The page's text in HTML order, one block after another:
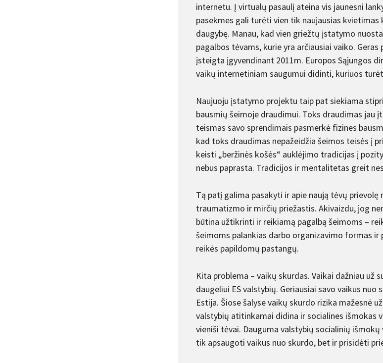
internetu. Į virtualų pasaulį ateina vis jaunesni
pasekmes gali turėti vien tik naujausias
daugybę. Manau, kad vien griežtų įstatymo
pagalbos tėvams, kurie yra arčiausiai vaiko.
įsteigta įgyvendinant 2011m. Europos Sąjungos
vaikų internetiniam saugumui didinti, kuriuos
Naujuoju įstatymo projektu taip pat siekiama
bausmių šeimoje draudimui. Toks draudimas jau
teismas savo sprendimais pasmerkė fizines
kad toks draudimas nepažeidžia šeimos teisės į
keisti „beržinės košės“ auklėjimo tradicijas į
nebus paprasta. Tradicijos ir mentalitetas greit
Tą patį galima pasakyti ir apie naują tėvų
traumatizmo ir mirčių priežastis. Akivaizdu, jog
būtina užtikrinti ir reikiamą pagalbą šeimoms –
šeimoms palankias darbo organizavimo formas
reikės papildomų pastangų.
Kita problema – vaikų skurdas. Vaikai dažniau už
daugeliui ES valstybių. Geriausiai savo vaikus
Estija. Šiose šalyse vaikų skurdo rizika mažesnė
valstybių atitinkamai didina ir socialines išmokas
vieniši tėvai. Dauguma valstybių socialinių
tik apsaugoti vaikus nuo skurdo, bet ir prisidėti